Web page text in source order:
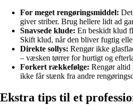
For meget rengøringsmiddel:
giver striber. Brug hellere lidt ad
Snavsede klude: En beskidt klud
Skift klud, når den bliver fugtig
Direkte sollys: Rengør ikke
– væsken tørrer for hurtigt og
Forkert rækkefølge: Rengør altid
ikke får stænk fra andre
Ekstra tips til et